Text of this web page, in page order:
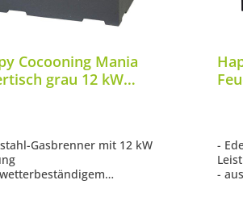
Cocooning Mania
grau 12 kW
Gasbrenner mit 12 kW
-
-